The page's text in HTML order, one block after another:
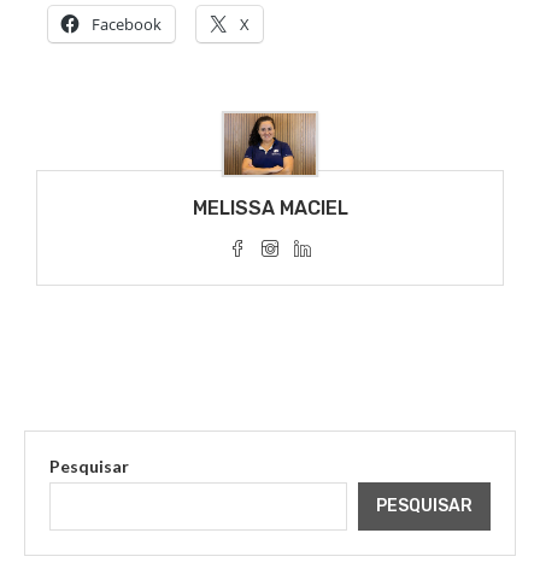
Facebook X
MELISSA MACIEL
Pesquisar
PESQUISAR